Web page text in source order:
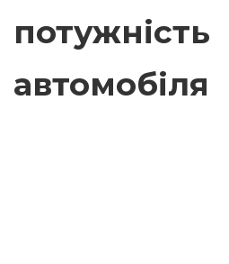
потужність
автомобіля